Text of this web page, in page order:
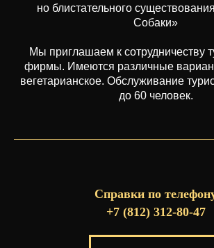
но блистательного
Собаки»
Мы приглашаем к сотрудничеству
фирмы. Имеются различные
вегетарианское. Обслуживание
до 60 человек.
Справки по
+7 (812) 312-80-47